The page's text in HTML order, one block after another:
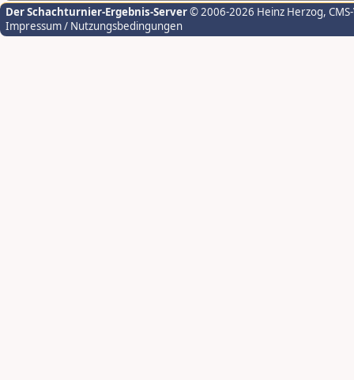
Der Schachturnier-Ergebnis-Server© 2006-2026 Heinz Herzog,
Impressum / Nutzungsbedingungen